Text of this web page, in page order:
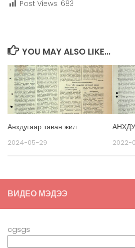
Post Views: 683
YOU MAY ALSO LIKE...
Анхдугаар таван жил
2024-05-29 2022-
ВИДЕО МЭДЭЭ
cgsgs